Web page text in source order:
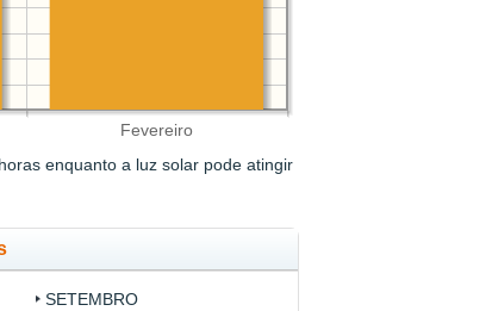
Fevereiro
enquanto a luz solar pode atingir
SETEMBRO